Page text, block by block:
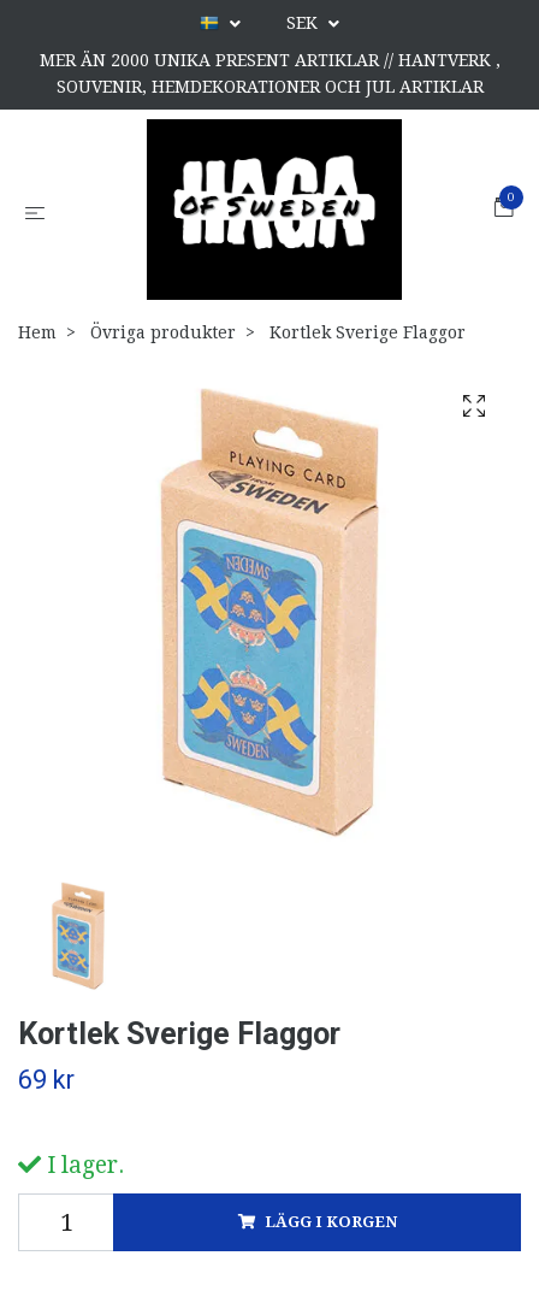
SEK
MER ÄN 2000 UNIKA PRESENT ARTIKLAR // HANTVERK ,
SOUVENIR, HEMDEKORATIONER OCH JUL ARTIKLAR
0
Hem Övriga produkter Kortlek Sverige Flaggor
Kortlek Sverige Flaggor
69 kr
I lager.
LÄGG I KORGEN